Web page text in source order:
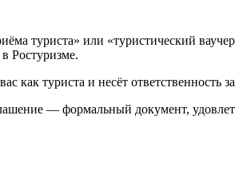
туриста» или «туристический
Ростуризме.
как туриста и несёт ответственность
— формальный документ,